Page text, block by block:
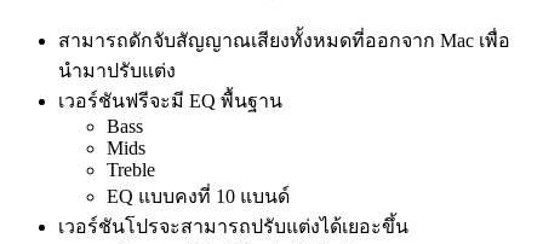
สามารถดักจับสัญญาณเสียงทั้งหมดที่ออกจาก Mac เพื่อ
นำมาปรับแต่ง
เวอร์ชันฟรีจะมี EQ พื้นฐาน
Bass
Mids
Treble
EQ แบบคงที่ 10 แบนด์
เวอร์ชันโปรจะสามารถปรับแต่งได้เยอะขึ้น